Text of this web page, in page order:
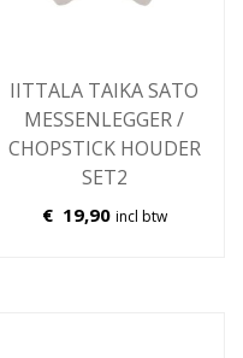
IITTALA TAIKA SATO
MESSENLEGGER /
CHOPSTICK HOUDER
SET2
€ 19,90 incl btw